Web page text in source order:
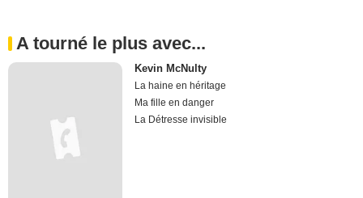
A tourné le plus avec...
Kevin McNulty
La haine en héritage
Ma fille en danger
La Détresse invisible